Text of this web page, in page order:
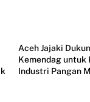
Aceh Jajaki
Kemendag untuk
Industri Pangan